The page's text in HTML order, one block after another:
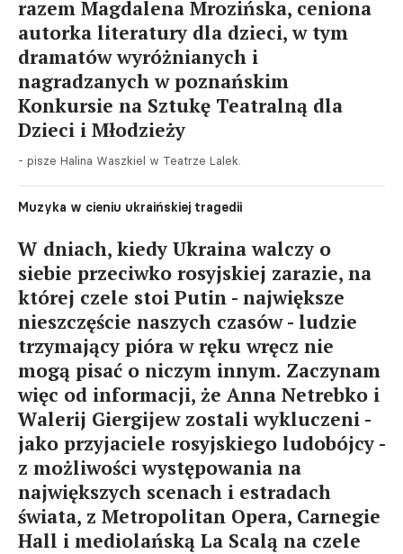
razem Magdalena Mrozińska, ceniona
autorka literatury dla dzieci, w tym
dramatów wyróżnianych i
nagradzanych w poznańskim
Konkursie na Sztukę Teatralną dla
Dzieci i Młodzieży
- pisze Halina Waszkiel w Teatrze Lalek.
Muzyka w cieniu ukraińskiej tragedii
W dniach, kiedy Ukraina walczy o
siebie przeciwko rosyjskiej zarazie, na
której czele stoi Putin - największe
nieszczęście naszych czasów - ludzie
trzymający pióra w ręku wręcz nie
mogą pisać o niczym innym. Zaczynam
więc od informacji, że Anna Netrebko i
Walerij Giergijew zostali wykluczeni -
jako przyjaciele rosyjskiego ludobójcy -
z możliwości występowania na
największych scenach i estradach
świata, z Metropolitan Opera, Carnegie
Hall i mediolańską La Scalą na czele